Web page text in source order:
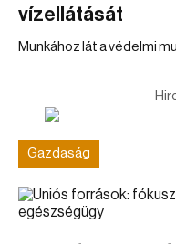
vízellátását
Munkához lát a védelmi
Gazdaság